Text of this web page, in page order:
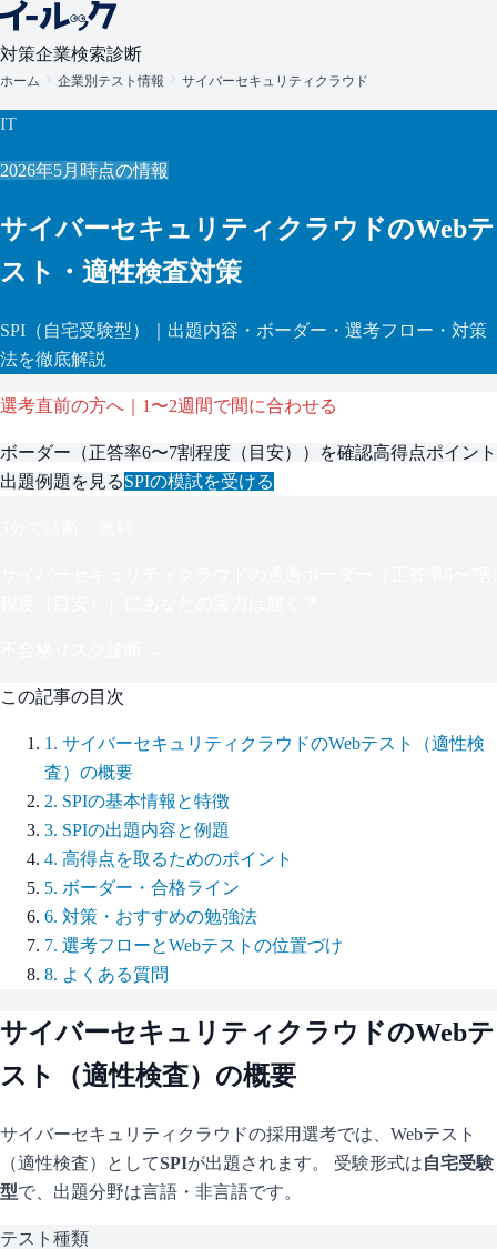
対策企業検索診断
ホーム 企業別テスト情報 サイバーセキュリティクラウド
IT
2026年5月 時点の情報
サイバーセキュリティクラウドのWebテ
スト・適性検査対策
SPI （自宅受験型）
｜出題内容・ボーダー・選考フロー・対策
法を徹底解説
選考直前の方へ｜1〜2週間で間に合わせる
ボーダー（正答率6〜7割程度（目安） ）を確認高得点ポイント
出題例題を見るSPIの模試を受ける
この記事の目次
1 . サイバーセキュリティクラウドのWebテスト（適性検
査）の概要
2. SPIの基本情報と特徴
3. SPIの出題内容と例題
4. 高得点を取るためのポイント
5. ボーダー・合格ライン
6. 対策・おすすめの勉強法
7. 選考フローとWebテストの位置づけ
8. よくある質問
サイバーセキュリティクラウドのWebテ
スト（適性検査）の概要
サイバーセキュリティクラウドの採用選考では、Webテスト
（適性検査）としてSPIが出題されます。 受験形式は自宅受験
型で、 出題分野は言語・非言語です。
テスト種類